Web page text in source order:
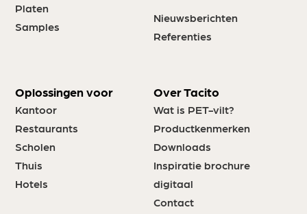
Platen
Samples
Nieuwsberichten
Referenties
Oplossingen voor
Kantoor
Restaurants
Scholen
Thuis
Hotels
Over Tacito
Wat is PET-vilt?
Productkenmerken
Downloads
Inspiratie brochure
digitaal
Contact